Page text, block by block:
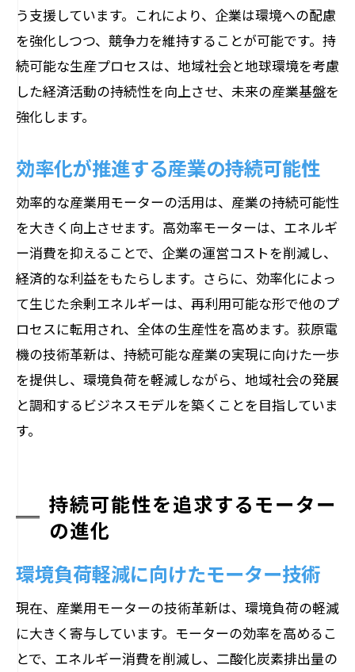
う支援しています。これにより、企業は環境への配慮
を強化しつつ、競争力を維持することが可能です。持
続可能な生産プロセスは、地域社会と地球環境を考慮
した経済活動の持続性を向上させ、未来の産業基盤を
強化します。
効率化が推進する産業の持続可能性
効率的な産業用モーターの活用は、産業の持続可能性
を大きく向上させます。高効率モーターは、エネルギ
ー消費を抑えることで、企業の運営コストを削減し、
経済的な利益をもたらします。さらに、効率化によっ
て生じた余剰エネルギーは、再利用可能な形で他のプ
ロセスに転用され、全体の生産性を高めます。荻原電
機の技術革新は、持続可能な産業の実現に向けた一歩
を提供し、環境負荷を軽減しながら、地域社会の発展
と調和するビジネスモデルを築くことを目指していま
す。
持続可能性を追求するモーター
の進化
環境負荷軽減に向けたモーター技術
現在、産業用モーターの技術革新は、環境負荷の軽減
に大きく寄与しています。モーターの効率を高めるこ
とで、エネルギー消費を削減し、二酸化炭素排出量の